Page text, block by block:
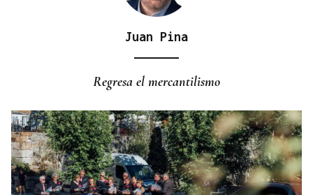
distancia de asturiano y eonaviego
Juan Pina
Regresa el mercantilismo